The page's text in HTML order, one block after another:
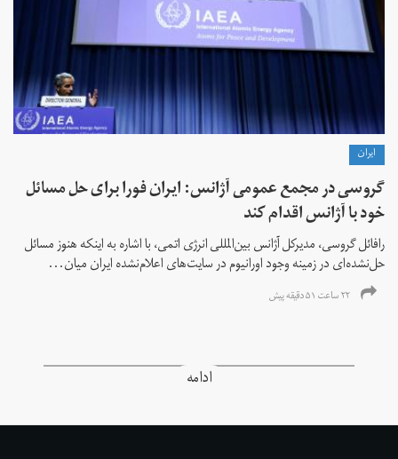
ايران
گروسی در مجمع عمومی آژانس: ایران فورا برای حل مسائل
خود با آژانس اقدام کند
رافائل گروسی، مدیرکل آژانس بین‌المللی انرژی اتمی، با اشاره به اینکه هنوز مسائل
حل‌نشده‌ای در زمینه وجود اورانیوم در سایت‌های اعلام‌نشده ایران میان...
۲۲ ساعت ۵۱ دقیقه پیش
ادامه